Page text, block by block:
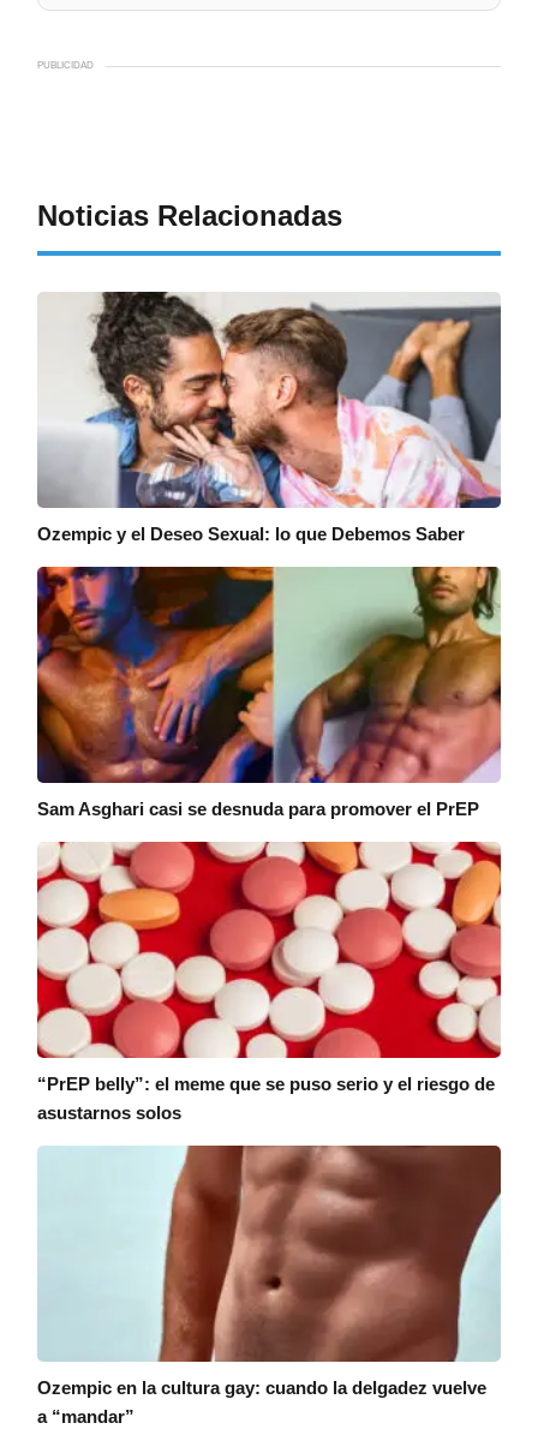
PUBLICIDAD
Noticias Relacionadas
Ozempic y el Deseo Sexual: lo que Debemos Saber
Sam Asghari casi se desnuda para promover el PrEP
“PrEP belly”: el meme que se puso serio y el riesgo de
asustarnos solos
Ozempic en la cultura gay: cuando la delgadez vuelve
a “mandar”